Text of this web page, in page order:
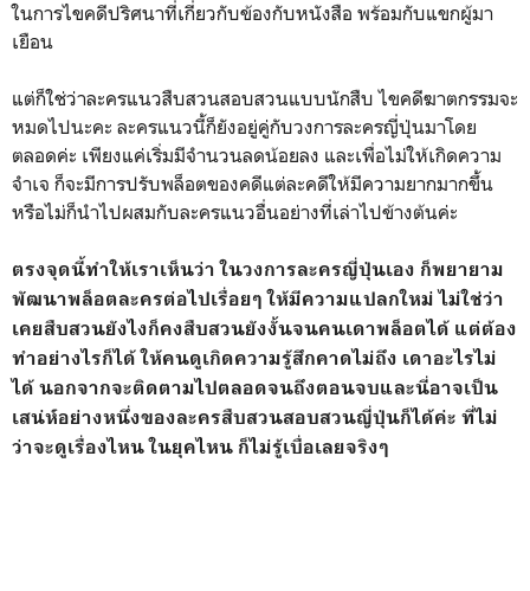
ในการไขคดีปริศนาที่เกี่ยวกับข้องกับหนังสือ พร้อมกับแขกผู้มา
เยือน
แต่ก็ใช่ว่าละครแนวสืบสวนสอบสวนแบบนักสืบ ไขคดีฆาตกรรมจะ
หมดไปนะคะ ละครแนวนี้ก็ยังอยู่คู่กับวงการละครญี่ปุ่นมาโดย
ตลอดค่ะ เพียงแค่เริ่มมีจำนวนลดน้อยลง และเพื่อไม่ให้เกิดความ
จำเจ ก็จะมีการปรับพล็อตของคดีแต่ละคดีให้มีความยากมากขึ้น
หรือไม่ก็นำไปผสมกับละครแนวอื่นอย่างที่เล่าไปข้างต้นค่ะ
ตรงจุดนี้ทำให้เราเห็นว่า ในวงการละครญี่ปุ่นเอง ก็พยายาม
พัฒนาพล็อตละครต่อไปเรื่อยๆ ให้มีความแปลกใหม่ ไม่ใช่ว่า
เคยสืบสวนยังไงก็คงสืบสวนยังงั้นจนคนเดาพล็อตได้ แต่ต้อง
ทำอย่างไรก็ได้ ให้คนดูเกิดความรู้สึกคาดไม่ถึง เดาอะไรไม่
ได้ นอกจากจะติดตามไปตลอดจนถึงตอนจบและนี่อาจเป็น
เสน่ห์อย่างหนึ่งของละครสืบสวนสอบสวนญี่ปุ่นก็ได้ค่ะ ที่ไม่
ว่าจะดูเรื่องไหน ในยุคไหน ก็ไม่รู้เบื่อเลยจริงๆ